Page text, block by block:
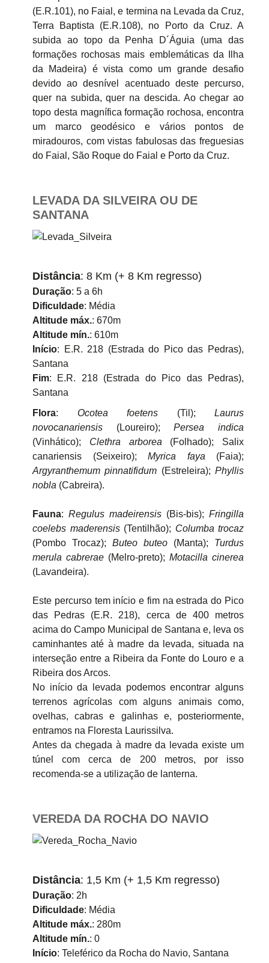
(E.R.101), no Faial, e termina na Levada da Cruz,
Terra Baptista (E.R.108), no Porto da Cruz. A
subida ao topo da Penha D´Águia (uma das
formações rochosas mais emblemáticas da Ilha
da Madeira) é vista como um grande desafio
devido ao desnível acentuado deste percurso,
quer na subida, quer na descida. Ao chegar ao
topo desta magnífica formação rochosa, encontra
um marco geodésico e vários pontos de
miradouros, com vistas fabulosas das freguesias
do Faial, São Roque do Faial e Porto da Cruz.
LEVADA DA SILVEIRA OU DE
SANTANA
Distância: 8 Km (+ 8 Km regresso)
Duração: 5 a 6h
Dificuldade: Média
Altitude máx.: 670m
Altitude mín.: 610m
Início: E.R. 218 (Estrada do Pico das Pedras),
Santana
Fim: E.R. 218 (Estrada do Pico das Pedras),
Santana
Flora: Ocotea foetens (Til); Laurus
novocanariensis (Loureiro);Persea indica
(Vinhático); Clethra arborea (Folhado); Salix
canariensis (Seixeiro); Myrica faya (Faia);
Argyranthemum pinnatifidum (Estreleira);Phyllis
nobla (Cabreira).
Fauna: Regulus madeirensis (Bis-bis); Fringilla
coelebs maderensis(Tentilhão); Columba trocaz
(Pombo Trocaz); Buteo buteo (Manta); Turdus
merula cabrerae (Melro-preto); Motacilla cinerea
(Lavandeira).
Este percurso tem início e fim na estrada do Pico
das Pedras (E.R. 218), cerca de 400 metros
acima do Campo Municipal de Santana e, leva os
caminhantes até à madre da levada, situada na
interseção entre a Ribeira da Fonte do Louro e a
Ribeira dos Arcos.
No início da levada podemos encontrar alguns
terrenos agrícolas com alguns animais como,
ovelhas, cabras e galinhas e, posteriormente,
entramos na Floresta Laurissilva.
Antes da chegada à madre da levada existe um
túnel com cerca de 200 metros, por isso
recomenda-se a utilização de lanterna.
VEREDA DA ROCHA DO NAVIO
Distância: 1,5 Km (+ 1,5 Km regresso)
Duração: 2h
Dificuldade: Média
Altitude máx.: 280m
Altitude mín.: 0
Início: Teleférico da Rocha do Navio, Santana